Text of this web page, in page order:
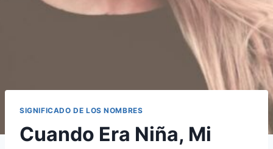
SIGNIFICADO DE LOS NOMBRES
Cuando Era Niña, Mi